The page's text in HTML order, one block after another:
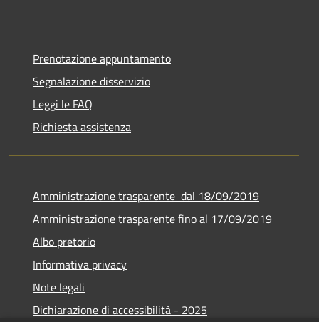
Prenotazione appuntamento
Segnalazione disservizio
Leggi le FAQ
Richiesta assistenza
Amministrazione trasparente dal 18/09/2019
Amministrazione trasparente fino al 17/09/2019
Albo pretorio
Informativa privacy
Note legali
Dichiarazione di accessibilità - 2025